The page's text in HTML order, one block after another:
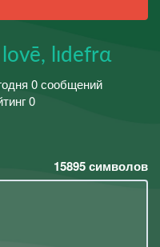
lovē, lıdefrα
0 сообщений
0
15895символов